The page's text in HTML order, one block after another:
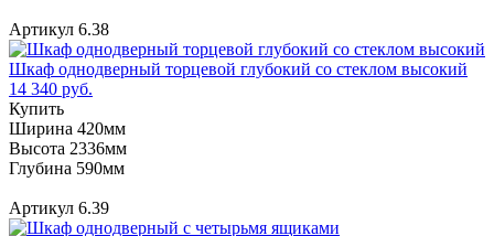
Артикул 6.38
Шкаф однодверный торцевой глубокий со стеклом высокий
14 340 руб.
Купить
Ширина 420мм
Высота 2336мм
Глубина 590мм
Артикул 6.39